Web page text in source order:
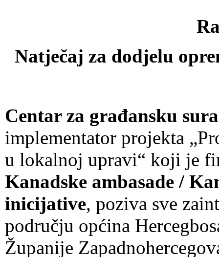
Natječaj za dodjelu
Centar za građansku
implementator projekta
u lokalnoj upravi“ koji je
Kanadske ambasade /
inicijative, poziva sve
području općina
Županije